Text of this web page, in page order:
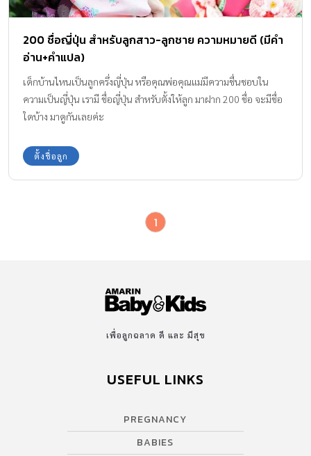
200 ชื่อญี่ปุ่น สำหรับลูกสาว-ลูกชาย ความหมายดี (มีคำ
อ่าน+คำแปล)
เด็กบ้านไหนเป็นลูกครึ่งญี่ปุ่น หรือคุณพ่อคุณแม่มีความชื่นชอบใน
ความเป็นญี่ปุ่น เรามี ชื่อญี่ปุ่น สำหรับตั้งให้ลูก มาฝาก 200 ชื่อ จะมีชื่อ
ใดบ้าง มาดูกันเลยค่ะ
ตั้งชื่อลูก
1
เพื่อลูกฉลาด ดี และ มีสุข
USEFUL LINKS
PREGNANCY
BABIES